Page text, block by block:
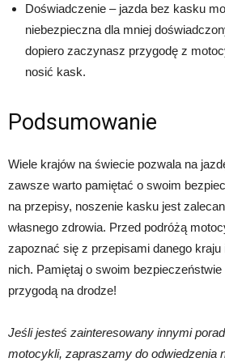
Doświadczenie – jazda bez kasku
niebezpieczna dla mniej
dopiero zaczynasz przygodę z
nosić kask.
Podsumowanie
Wiele krajów na świecie pozwala na
zawsze warto pamiętać o swoim
na przepisy, noszenie kasku jest
własnego zdrowia. Przed podróżą
zapoznać się z przepisami danego
nich. Pamiętaj o swoim
przygodą na drodze!
Jeśli jesteś zainteresowany innymi
motocykli, zapraszamy do odwiedzenia